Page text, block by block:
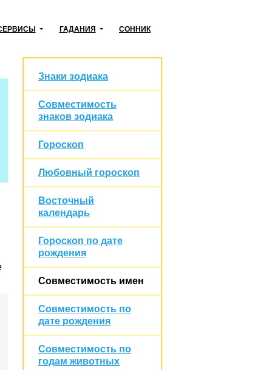
ГАДАНИЯ СОННИК
Знаки зодиака
Совместимость
знаков зодиака
Гороскоп
Любовный гороскоп
Восточный
календарь
Гороскоп по дате
рождения
Совместимость имен
Совместимость по
дате рождения
Совместимость по
годам животных